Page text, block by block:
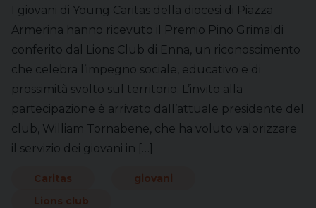
I giovani di Young Caritas della diocesi di Piazza
Armerina hanno ricevuto il Premio Pino Grimaldi
conferito dal Lions Club di Enna, un riconoscimento
che celebra l’impegno sociale, educativo e di
prossimità svolto sul territorio. L’invito alla
partecipazione è arrivato dall’attuale presidente del
club, William Tornabene, che ha voluto valorizzare
il servizio dei giovani in […]
Caritas
giovani
Lions club